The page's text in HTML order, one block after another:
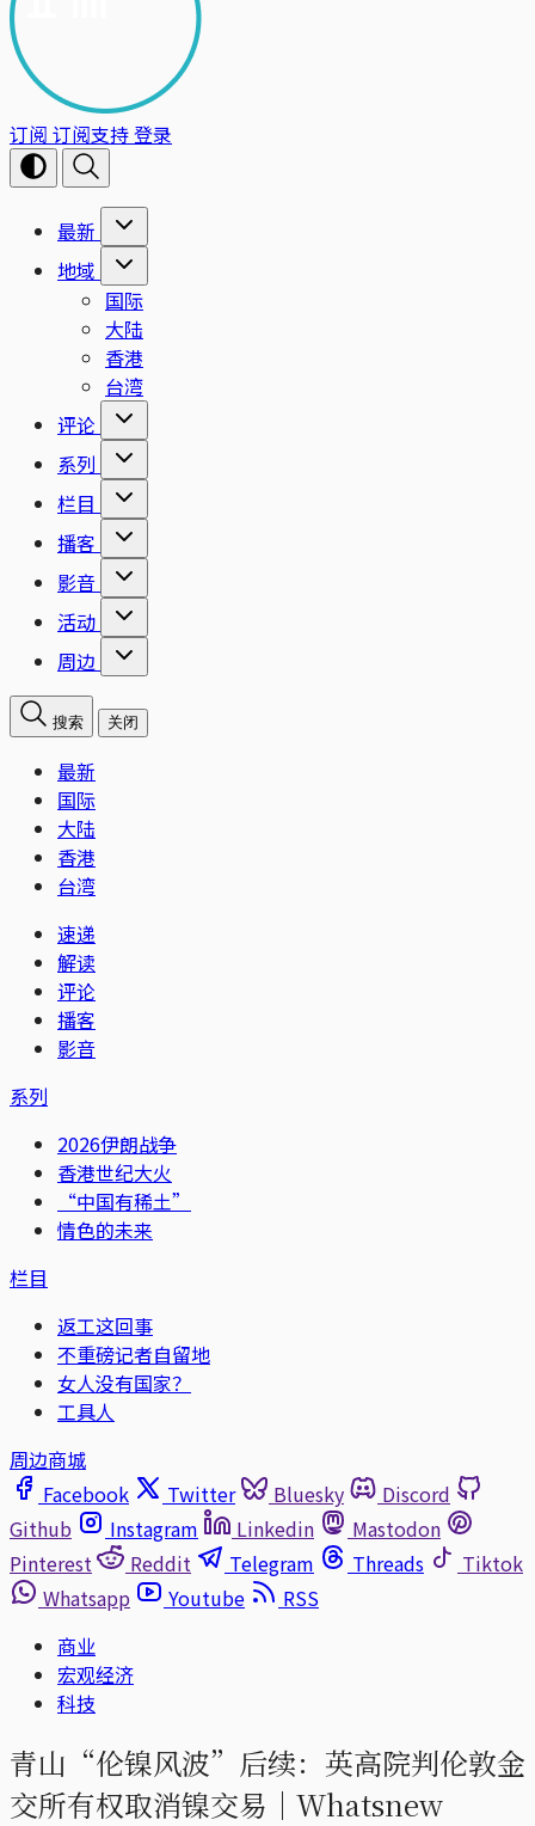
订阅 订阅支持登录
最新
地域
国际
大陆
香港
台湾
评论
系列
栏目
播客
影音
活动
周边
搜索 关闭
最新
国际
大陆
香港
台湾
速递
解读
评论
播客
影音
系列
2026伊朗战争
香港世纪大火
“中国有稀土”
情色的未来
栏目
返工这回事
不重磅记者自留地
女人没有国家？
工具人
周边商城
Facebook
Twitter Bluesky
Discord
Github
Instagram Linkedin
Mastodon
Pinterest
Reddit Telegram Threads
Tiktok
Whatsapp
Youtube
RSS
商业
宏观经济
科技
青山“伦镍风波”后续：英高院判伦敦金
交所有权取消镍交易｜Whatsnew